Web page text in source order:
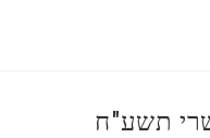
תשע"ח